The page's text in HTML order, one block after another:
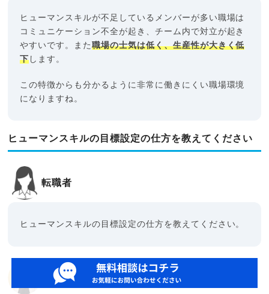
ヒューマンスキルが不足しているメンバーが多い職場は
コミュニケーション不全が起き、チーム内で対立が起き
やすいです。また職場の士気は低く、生産性が大きく低
下 します。
この特徴からも分かるように非常に働きにくい職場環境
になりますね。
ヒューマンスキルの目標設定の仕方を教えてください
転職者
ヒューマンスキルの目標設定の仕方を教えてください。
すべらないキャリアエージェント代表
末永